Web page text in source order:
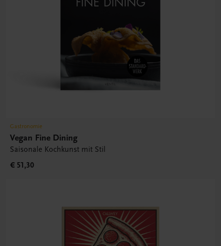
Gastronomie
Vegan Fine Dining
Saisonale Kochkunst mit Stil
€ 51,30